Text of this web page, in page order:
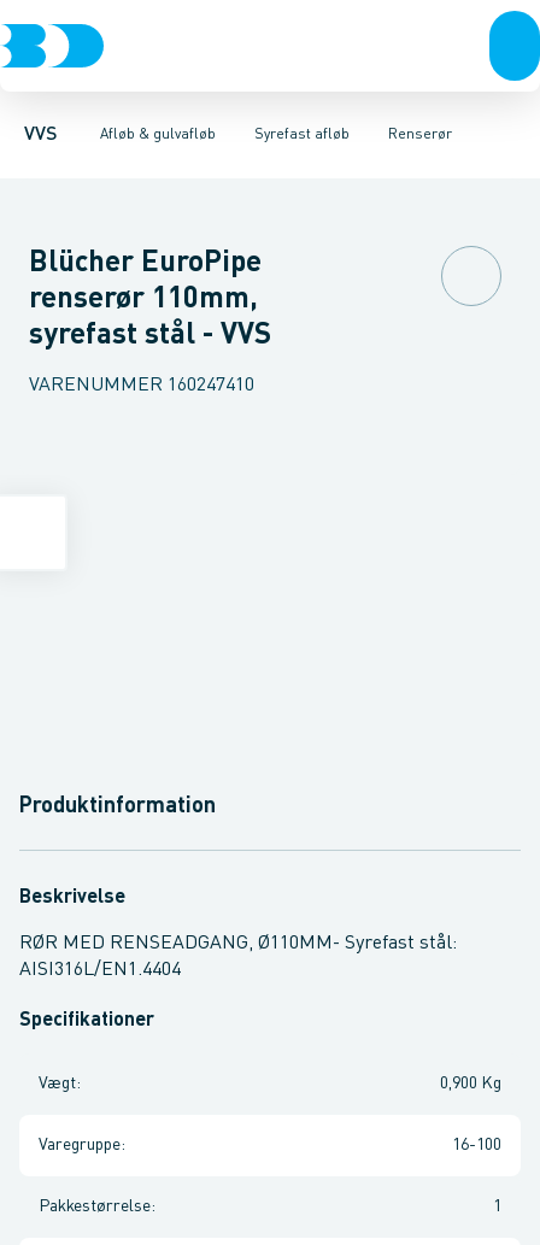
VVS Afløb & gulvafløb
Rør & fittings Pressfittings & rørKuglehaner & ventiler
Syrefast afløb
Gulvafløb rustfriGulvafløb plastBaderumsrenderVandlåse &
Renserør
RørBøjninger 68-87,5gr. Bøjninger 45gr. Bøjninger 30gr.
Blücher EuroPipe
renserør 110mm,
syrefast stål - VVS
VARENUMMER 160247410
Produktinformation
Beskrivelse
RØR MED RENSEADGANG, Ø110MM- Syrefast stål:
AISI316L/EN1.4404
Specifikationer
Vægt: 0,900 Kg
Varegruppe: 16-100
Pakkestørrelse: 1